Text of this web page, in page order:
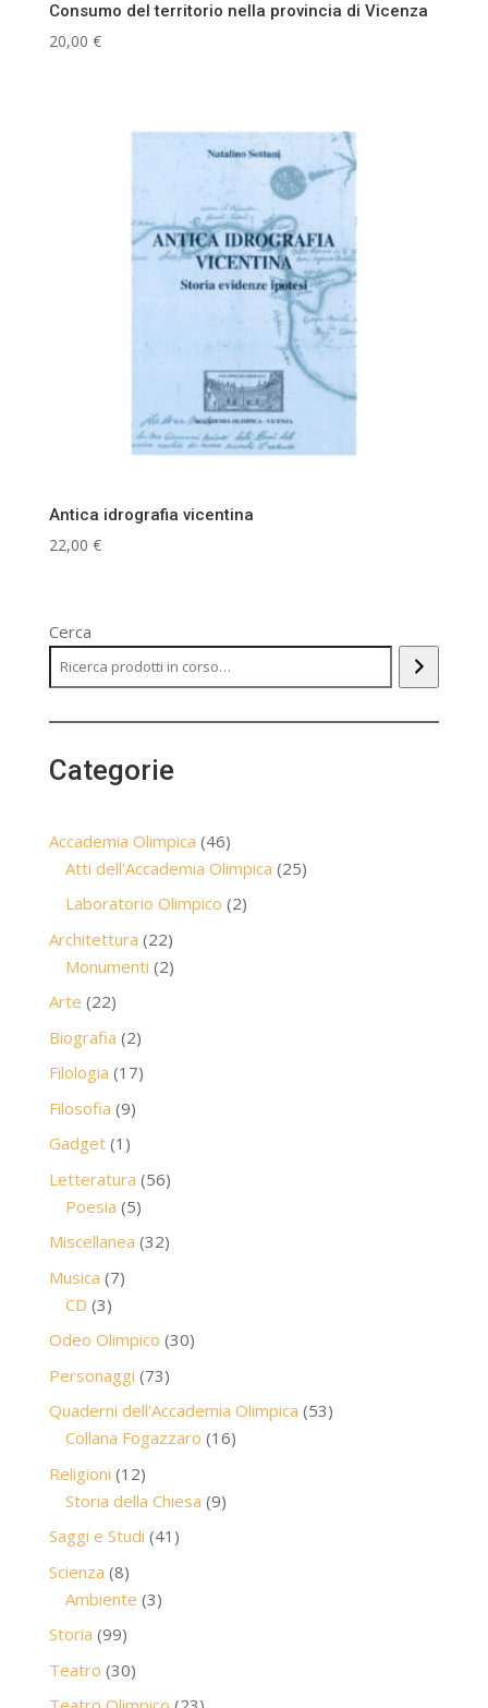
Consumo del territorio nella provincia di Vicenza
20,00 €
Antica idrografia vicentina
22,00 €
Cerca
Categorie
Accademia Olimpica 4646
prodotti
Atti dell'Accademia Olimpica 2525
Laboratorio Olimpico 22
Architettura 2222
prodotti
Monumenti 22
Arte 2222
prodotti
Biografia 22
prodotti
Filologia 1717
Filosofia 99
Gadget 1 1
prodotto
Letteratura 5656
Poesia 55
prodotti
Miscellanea 3232
Musica 77
CD 33
prodotti
Odeo Olimpico 3030
Personaggi 7373
prodotti
Quaderni dell'Accademia Olimpica 5353
Collana Fogazzaro 1616
Religioni 1212
prodotti
Storia della Chiesa 99
Saggi e Studi 41 41
Scienza 88
prodotti
Ambiente 33
Storia 9999
prodotti
Teatro 3030
prodotti